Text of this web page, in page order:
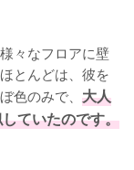
々なフロアに壁
とんどは、彼を
色のみで、 大人
ていたのです。